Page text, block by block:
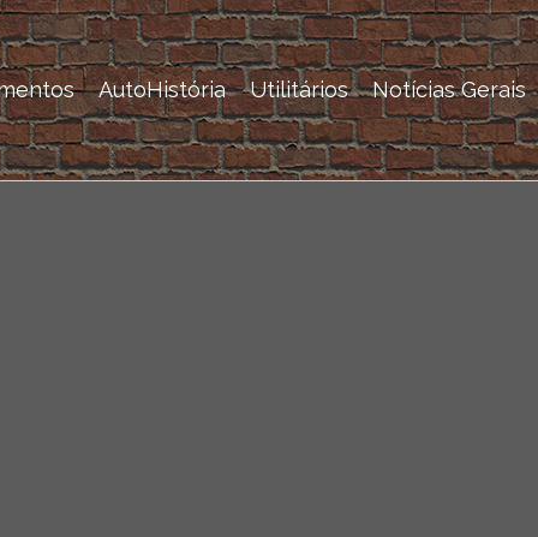
AutoHistória Utilitários Notícias Gerais